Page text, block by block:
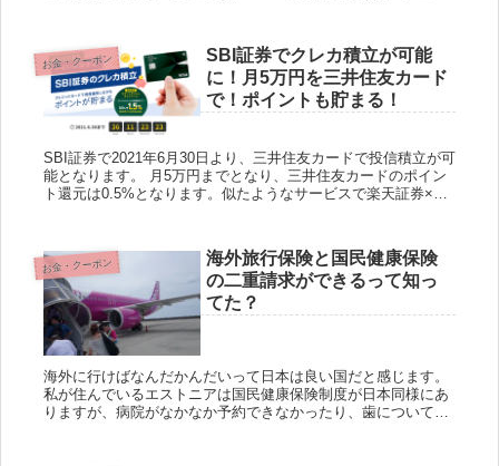
お金・クーポン
SBI証券でクレカ積立が可能
に！月5万円を三井住友カード
で！ポイントも貯まる！
SBI証券で2021年6月30日より、三井住友カードで投信積立が可
能となります。 月5万円までとなり、三井住友カードのポイン
ト還元は0.5%となります。似たようなサービスで楽天証券×楽
お金・クーポン
海外旅行保険と国民健康保険
の二重請求ができるって知っ
てた？
海外に行けばなんだかんだいって日本は良い国だと感じます。
私が住んでいるエストニアは国民健康保険制度が日本同様にあ
りますが、病院がなかなか予約できなかったり、歯については